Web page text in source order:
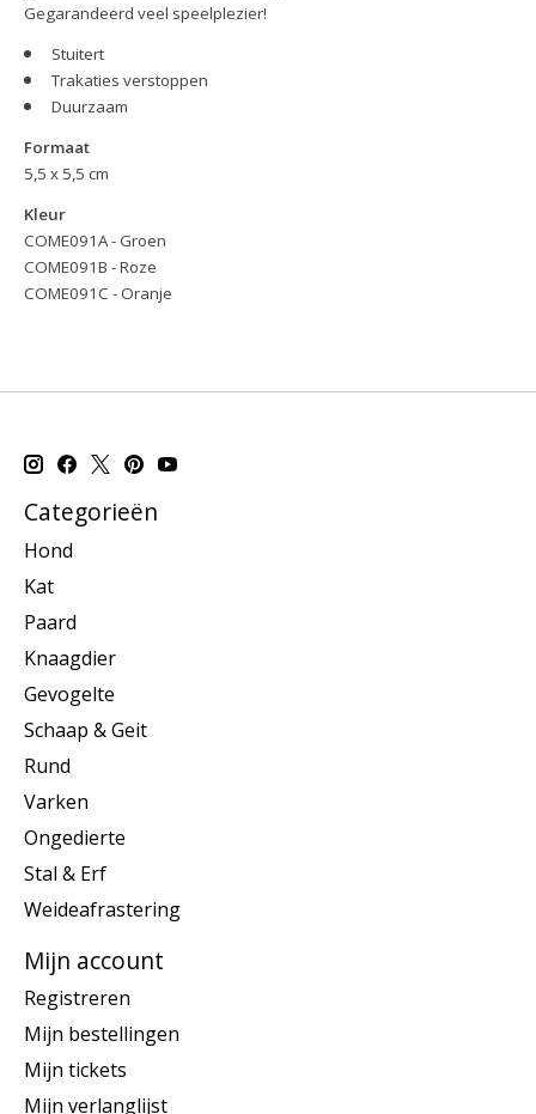
Gegarandeerd veel speelplezier!
Stuitert
Trakaties verstoppen
Duurzaam
Formaat
5,5 x 5,5 cm
Kleur
COME091A - Groen
COME091B - Roze
COME091C - Oranje
Categorieën
Hond
Kat
Paard
Knaagdier
Gevogelte
Schaap & Geit
Rund
Varken
Ongedierte
Stal & Erf
Weideafrastering
Mijn account
Registreren
Mijn bestellingen
Mijn tickets
Mijn verlanglijst